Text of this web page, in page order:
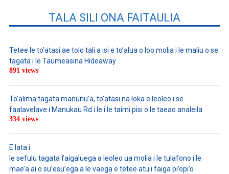
TALA SILI ONA FAITAULIA
Tetee le to’atasi ae tolo tali a isi e to’alua o loo molia i le maliu o se
tagata i le Taumeasina Hideaway
891 views
To’alima tagata manunu’a, to’atasi na loka e leoleo i se
faalavelave i Manukau Rd i le i le taimi pisi o le taeao analeila
334 views
E lata i
le sefulu tagata faigaluega a leoleo ua molia i le tulafono i le
mae’a ai o su’esu’ega a le vaega e tetee atu i faiga pi’opi’o